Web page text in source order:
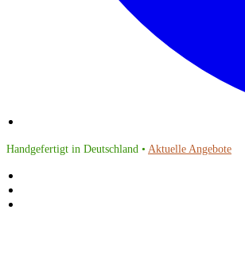
Handgefertigt in Deutschland • Aktuelle Angebote